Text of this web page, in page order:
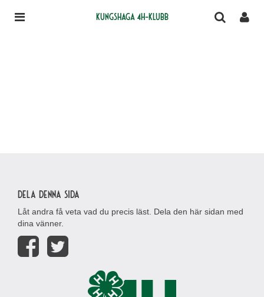
Kungshaga 4H-klubb
Dela denna sida
Låt andra få veta vad du precis läst. Dela den här sidan med
dina vänner.